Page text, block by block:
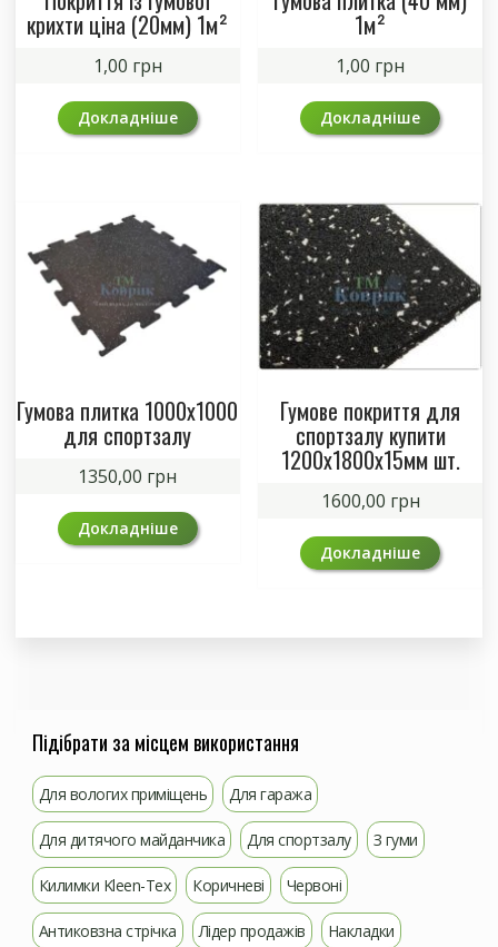
крихти ціна (20мм) 1м²
1,00 грн
Докладніше
1м²
1,00 грн
Докладніше
Гумова плитка 1000х1000
для спортзалу
1350,00 грн
Докладніше
Гумове покриття для
спортзалу купити
1200х1800х15мм шт.
1600,00 грн
Докладніше
Підібрати за місцем використання
Для вологих приміщень Для гаража
Для дитячого майданчика Для спортзалу З гуми
Килимки Kleen-Tex Коричневі Червоні
Антиковзна стрічка Лідер продажів Накладки